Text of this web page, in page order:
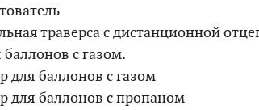
траверса с дистанционной
с газом.
для баллонов с газом
для баллонов с пропаном